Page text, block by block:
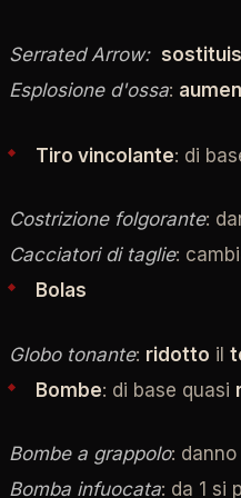
Serrated Arrow:
Esplosione d'ossa:
Tiro vincolante: di
Costrizione folgorante:
Cacciatori di taglie:
Bolas
Globo tonante: ridotto il
Bombe: di base quasi
Bombe a grappolo: danno
Bomba infuocata: da 1 si